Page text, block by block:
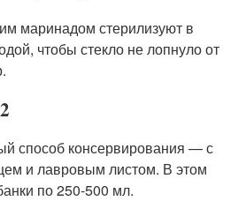
маринадом стерилизуют в
чтобы стекло не лопнуло от
способ консервирования — с
и лавровым листом. В этом
по 250-500 мл.